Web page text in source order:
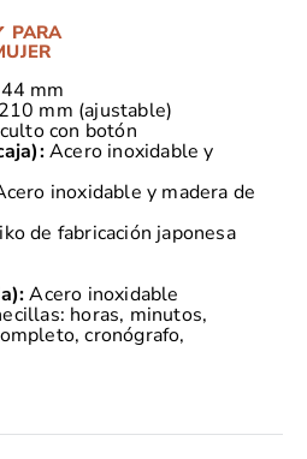
PARA
44 mm
210 mm (ajustable)
con botón
Acero inoxidable y
inoxidable y madera de
de fabricación japonesa
Acero inoxidable
horas, minutos,
cronógrafo,